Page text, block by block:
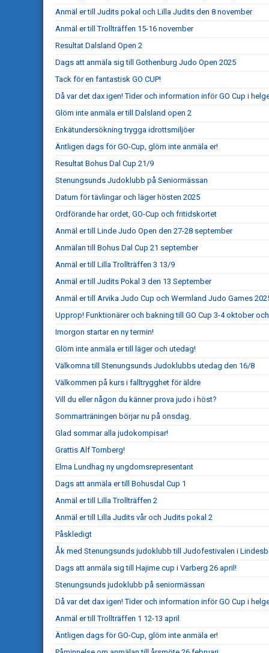
Anmäl er till Judits pokal och Lilla Judits den 8 november
Anmäl er till Trollträffen 15-16 november
Resultat Dalsland Open 2
Dags att anmäla sig till Gothenburg Judo Open 2025
Tack för en fantastisk GO CUP!
Då var det dax igen! Tider och information inför GO Cup i
Glöm inte anmäla er till Dalsland open 2
Enkätundersökning trygga idrottsmiljöer
Äntligen dags för GO-Cup, glöm inte anmäla er!
Resultat Bohus Dal Cup 21/9
Stenungsunds Judoklubb på Seniormässan
Datum för tävlingar och läger hösten 2025
Ordförande har ordet, GO-Cup och fritidskortet
Anmäl er till Linde Judo Open den 27-28 september
Anmälan till Bohus Dal Cup 21 september
Anmäl er till Lilla Trollträffen 3 13/9
Anmäl er till Judits Pokal 3 den 13 September
Anmäl er till Arvika Judo Cup och Wermland Judo Games
Upprop! Funktionärer och bakning till GO Cup 3-4 oktober
Imorgon startar en ny termin!
Glöm inte anmäla er till läger och utedag!
Välkomna till Stenungsunds Judoklubbs utedag den 16/8
Välkommen på kurs i falltrygghet för äldre
Vill du eller någon du känner prova judo i höst?
Sommarträningen börjar nu på onsdag.
Glad sommar alla judokompisar!
Grattis Alf Tornberg!
Elma Lundhag ny ungdomsrepresentant
Dags att anmäla er till Bohusdal Cup 1
Anmäl er till Lilla Trollträffen 2
Anmäl er till Lilla Judits vår och Judits pokal 2
Påskledigt
Åk med Stenungsunds judoklubb till Judofestivalen i
Dags att anmäla sig till Hajime cup i Varberg 26 april!
Stenungsunds judoklubb på seniormässan
Då var det dax igen! Tider och information inför GO Cup i
Anmäl er till Trollträffen 1 12-13 april
Äntligen dags för GO-Cup, glöm inte anmäla er!